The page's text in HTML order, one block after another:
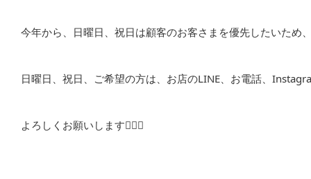
今年から、日曜日、祝日は顧客のお客さまを優先したいため
日曜日、祝日、ご希望の方は、お店のLINE、お電話、
よろしくお願いします🙇🏻‍♀️